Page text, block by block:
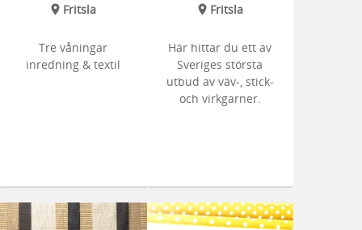
Fritsla
Tre våningar
inredning & textil
Fritsla
Här hittar du ett av
Sveriges största
utbud av väv-, stick-
och virkgarner.